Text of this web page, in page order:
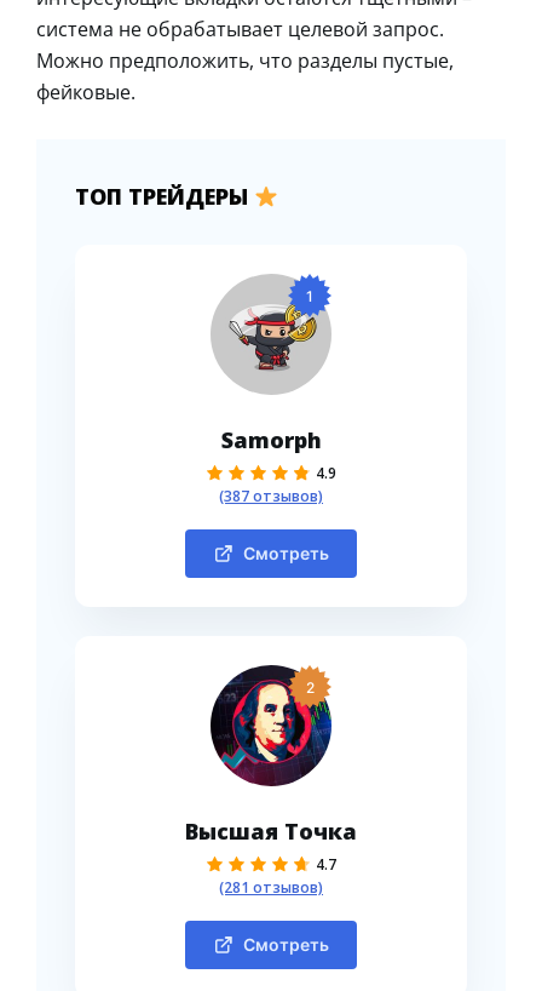
система не обрабатывает целевой запрос.
Можно предположить, что разделы пустые,
фейковые.
ТОП ТРЕЙДЕРЫ
1
Samorph
4.9
(387 отзывов)
Смотреть
2
Высшая Точка
4.7
(281 отзывов)
Смотреть